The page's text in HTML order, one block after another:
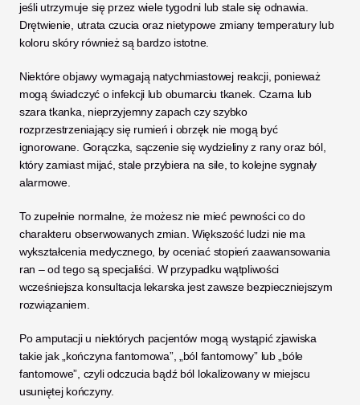
jeśli utrzymuje się przez wiele tygodni lub stale się odnawia.
Drętwienie, utrata czucia oraz nietypowe zmiany temperatury lub
koloru skóry również są bardzo istotne.
Niektóre objawy wymagają natychmiastowej reakcji, ponieważ
mogą świadczyć o infekcji lub obumarciu tkanek. Czarna lub
szara tkanka, nieprzyjemny zapach czy szybko
rozprzestrzeniający się rumień i obrzęk nie mogą być
ignorowane. Gorączka, sączenie się wydzieliny z rany oraz ból,
który zamiast mijać, stale przybiera na sile, to kolejne sygnały
alarmowe.
To zupełnie normalne, że możesz nie mieć pewności co do
charakteru obserwowanych zmian. Większość ludzi nie ma
wykształcenia medycznego, by oceniać stopień zaawansowania
ran – od tego są specjaliści. W przypadku wątpliwości
wcześniejsza konsultacja lekarska jest zawsze bezpieczniejszym
rozwiązaniem.
Po amputacji u niektórych pacjentów mogą wystąpić zjawiska
takie jak „kończyna fantomowa”, „ból fantomowy” lub „bóle
fantomowe”, czyli odczucia bądź ból lokalizowany w miejscu
usuniętej kończyny.